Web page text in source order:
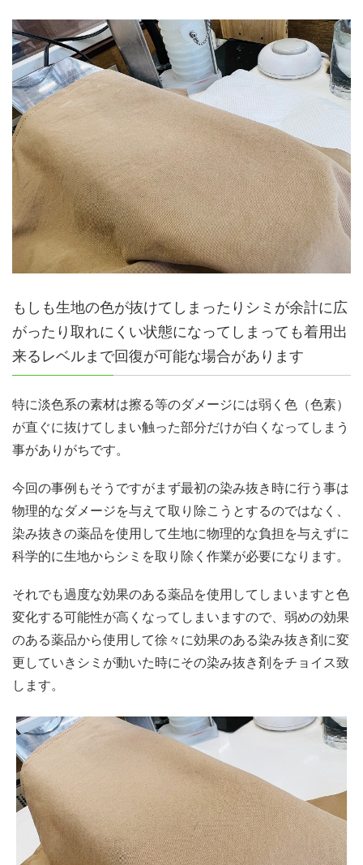
もしも生地の色が抜けてしまったりシミが余計に広
がったり取れにくい状態になってしまっても着用出
来るレベルまで回復が可能な場合があります
特に淡色系の素材は擦る等のダメージには弱く色（色素）
が直ぐに抜けてしまい触った部分だけが白くなってしまう
事がありがちです。
今回の事例もそうですがまず最初の染み抜き時に行う事は
物理的なダメージを与えて取り除こうとするのではなく、
染み抜きの薬品を使用して生地に物理的な負担を与えずに
科学的に生地からシミを取り除く作業が必要になります。
それでも過度な効果のある薬品を使用してしまいますと色
変化する可能性が高くなってしまいますので、弱めの効果
のある薬品から使用して徐々に効果のある染み抜き剤に変
更していきシミが動いた時にその染み抜き剤をチョイス致
します。